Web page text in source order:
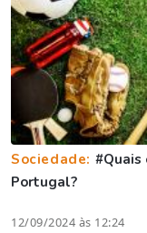
Sociedade: #Quais
Portugal?
12/09/2024 às 12:24